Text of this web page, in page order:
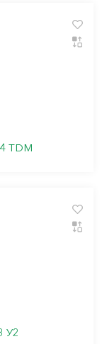
TDM
У2